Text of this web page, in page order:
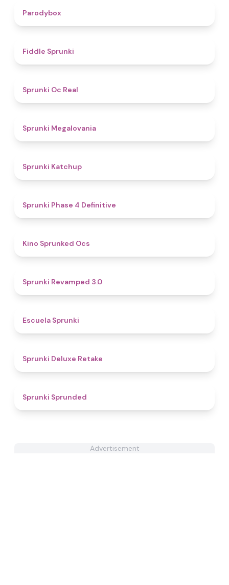
Parodybox
Fiddle Sprunki
Sprunki Oc Real
Sprunki Megalovania
Sprunki Katchup
Sprunki Phase 4 Definitive
Kino Sprunked Ocs
Sprunki Revamped 3.0
Escuela Sprunki
Sprunki Deluxe Retake
Sprunki Sprunded
Advertisement